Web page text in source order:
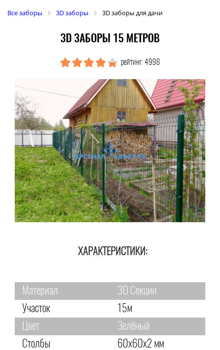
Все заборы 3D заборы 3D заборы для дачи
3D ЗАБОРЫ 15 МЕТРОВ
рейтинг: 4998
ХАРАКТЕРИСТИКИ:
Материал
3D Секции
Участок
15м
Цвет
Зелёный
Столбы
60х60х2 мм